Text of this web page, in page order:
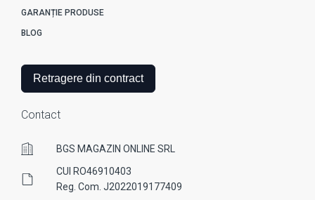
GARANȚIE PRODUSE
BLOG
Retragere din contract
Contact
BGS MAGAZIN ONLINE SRL
CUI RO46910403
Reg. Com. J2022019177409